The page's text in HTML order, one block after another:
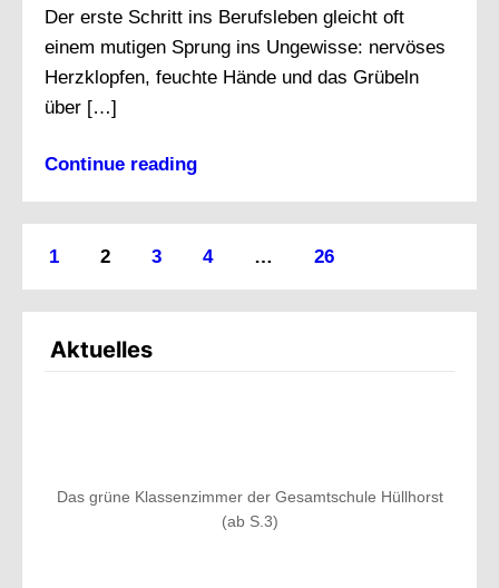
Der erste Schritt ins Berufsleben gleicht oft
einem mutigen Sprung ins Ungewisse: nervöses
Herzklopfen, feuchte Hände und das Grübeln
über […]
Continue reading
1 2 3 4 … 26
Aktuelles
Das grüne Klassenzimmer der Gesamtschule Hüllhorst
(ab S.3)